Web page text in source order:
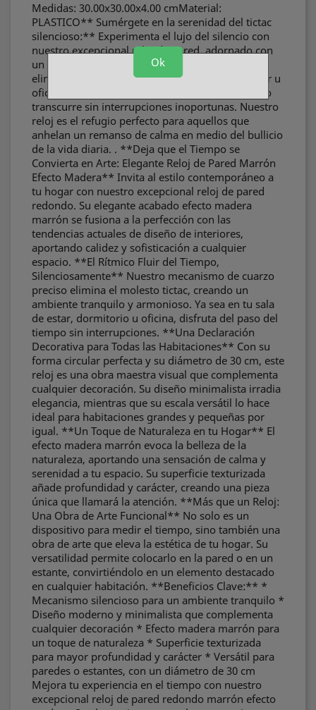
Medidas: 30.00x30.00x4.00 cmMaterial:
PLASTICO** Sumérgete en la serenidad del tictac
silencioso:** Experimenta el lujo del silencio con
nuestro excepcional reloj de pared, adornado con
un mecanismo meticulosamente diseñado que
elimina los molestos tictacs. Disfruta de un hogar u
oficina tranquila y pacífica, donde cada momento
transcurre sin interrupciones inoportunas. Nuestro
reloj es el refugio perfecto para aquellos que
anhelan un remanso de calma en medio del bullicio
de la vida diaria. . **Deja que el Tiempo se
Convierta en Arte: Elegante Reloj de Pared Marrón
Efecto Madera** Invita al estilo contemporáneo a
tu hogar con nuestro excepcional reloj de pared
redondo. Su elegante acabado efecto madera
marrón se fusiona a la perfección con las
tendencias actuales de diseño de interiores,
aportando calidez y sofisticación a cualquier
espacio. **El Rítmico Fluir del Tiempo,
Silenciosamente** Nuestro mecanismo de cuarzo
preciso elimina el molesto tictac, creando un
ambiente tranquilo y armonioso. Ya sea en tu sala
de estar, dormitorio u oficina, disfruta del paso del
tiempo sin interrupciones. **Una Declaración
Decorativa para Todas las Habitaciones** Con su
forma circular perfecta y su diámetro de 30 cm, este
reloj es una obra maestra visual que complementa
cualquier decoración. Su diseño minimalista irradia
elegancia, mientras que su escala versátil lo hace
ideal para habitaciones grandes y pequeñas por
igual. **Un Toque de Naturaleza en tu Hogar** El
efecto madera marrón evoca la belleza de la
naturaleza, aportando una sensación de calma y
serenidad a tu espacio. Su superficie texturizada
añade profundidad y carácter, creando una pieza
única que llamará la atención. **Más que un Reloj:
Una Obra de Arte Funcional** No solo es un
dispositivo para medir el tiempo, sino también una
obra de arte que eleva la estética de tu hogar. Su
versatilidad permite colocarlo en la pared o en un
estante, convirtiéndolo en un elemento destacado
en cualquier habitación. **Beneficios Clave:** *
Mecanismo silencioso para un ambiente tranquilo *
Diseño moderno y minimalista que complementa
cualquier decoración * Efecto madera marrón para
un toque de naturaleza * Superficie texturizada
para mayor profundidad y carácter * Versátil para
paredes o estantes, con un diámetro de 30 cm
Mejora tu experiencia en el tiempo con nuestro
excepcional reloj de pared redondo marrón efecto
Ok